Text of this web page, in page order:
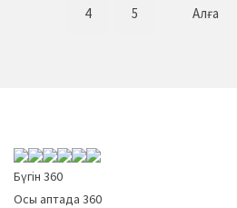
4 5 Алға
Бүгін 360
Осы аптада 360